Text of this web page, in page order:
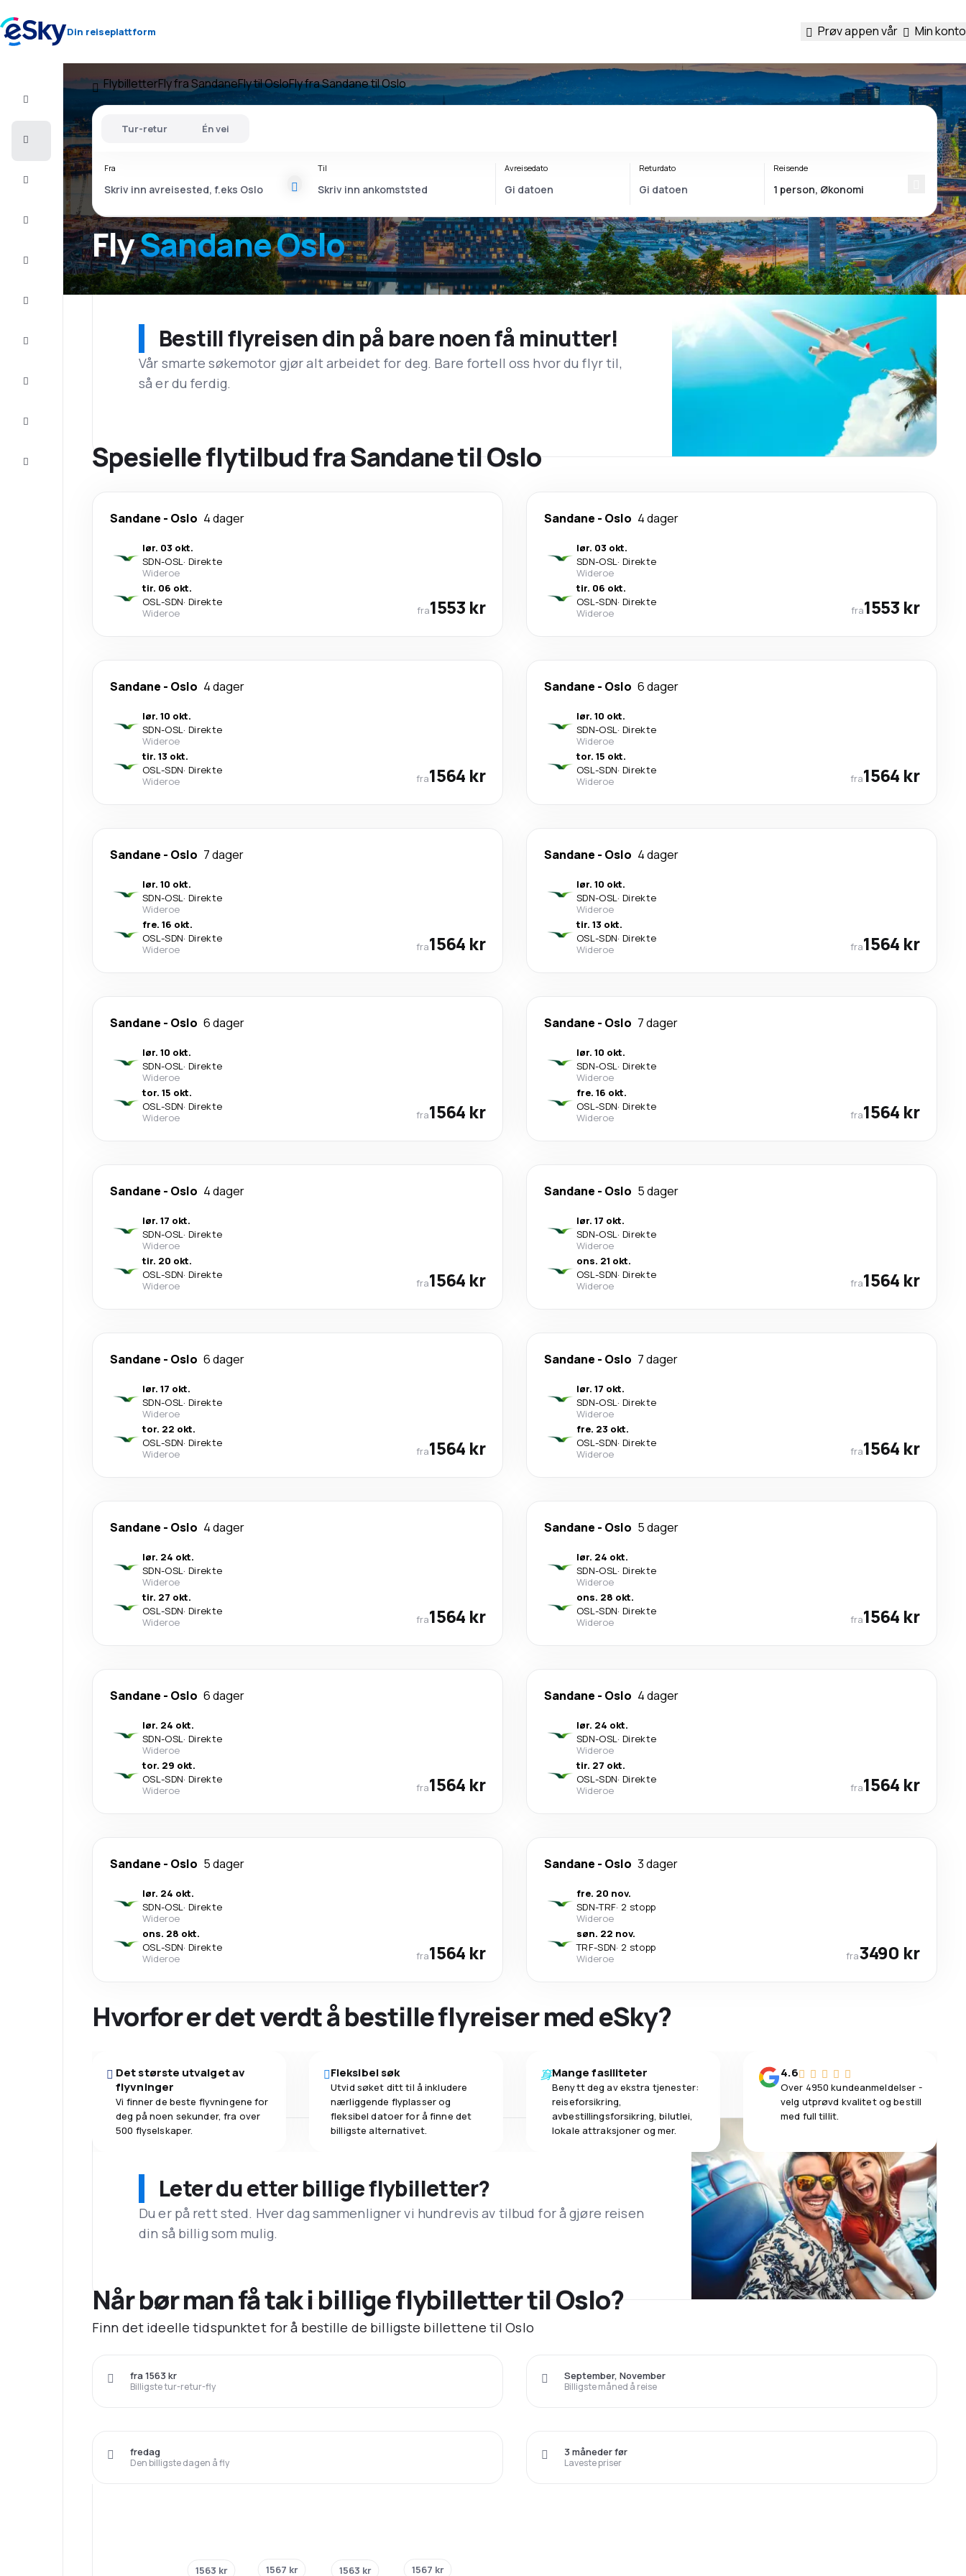
Din reiseplattform Prøv appen vår Min konto
Flybilletter
Sommerferie
Storbyferie
FlybilletterFly fra SandaneFly til OsloFly fra Sandane til Oslo
FlySandane Oslo
Tur-retur Én vei
Fra Til Avreisedato Returdato Reisende
Bestill flyreisen din på bare noen få minutter!
Vår smarte søkemotor gjør alt arbeidet for deg. Bare fortell oss hvor du flyr til,
så er du ferdig.
Spesielle flytilbud fra Sandane til Oslo
Sandane - Oslo 4 dager
lør. 03 okt.
SDN-OSL· Direkte
Wideroe
tir. 06 okt.
OSL-SDN· Direkte
Wideroe
fra1553 kr
Sandane - Oslo 4 dager
lør. 03 okt.
SDN-OSL· Direkte
Wideroe
tir. 06 okt.
OSL-SDN· Direkte
Wideroe
fra1553 kr
Sandane - Oslo 4 dager
lør. 10 okt.
SDN-OSL· Direkte
Wideroe
tir. 13 okt.
OSL-SDN· Direkte
Wideroe
fra1564 kr
Sandane - Oslo 6 dager
lør. 10 okt.
SDN-OSL· Direkte
Wideroe
tor. 15 okt.
OSL-SDN· Direkte
Wideroe
fra1564 kr
Sandane - Oslo 7 dager
lør. 10 okt.
SDN-OSL· Direkte
Wideroe
fre. 16 okt.
OSL-SDN· Direkte
Wideroe
fra1564 kr
Sandane - Oslo 4 dager
lør. 10 okt.
SDN-OSL· Direkte
Wideroe
tir. 13 okt.
OSL-SDN· Direkte
Wideroe
fra1564 kr
Sandane - Oslo 6 dager
lør. 10 okt.
SDN-OSL· Direkte
Wideroe
tor. 15 okt.
OSL-SDN· Direkte
Wideroe
fra1564 kr
Sandane - Oslo 7 dager
lør. 10 okt.
SDN-OSL· Direkte
Wideroe
fre. 16 okt.
OSL-SDN· Direkte
Wideroe
fra1564 kr
Sandane - Oslo 4 dager
lør. 17 okt.
SDN-OSL· Direkte
Wideroe
tir. 20 okt.
OSL-SDN· Direkte
Wideroe
fra1564 kr
Sandane - Oslo 5 dager
lør. 17 okt.
SDN-OSL· Direkte
Wideroe
ons. 21 okt.
OSL-SDN· Direkte
Wideroe
fra1564 kr
Sandane - Oslo 6 dager
lør. 17 okt.
SDN-OSL· Direkte
Wideroe
tor. 22 okt.
OSL-SDN· Direkte
Wideroe
fra1564 kr
Sandane - Oslo 7 dager
lør. 17 okt.
SDN-OSL· Direkte
Wideroe
fre. 23 okt.
OSL-SDN· Direkte
Wideroe
fra1564 kr
Sandane - Oslo 4 dager
lør. 24 okt.
SDN-OSL· Direkte
Wideroe
tir. 27 okt.
OSL-SDN· Direkte
Wideroe
fra1564 kr
Sandane - Oslo 5 dager
lør. 24 okt.
SDN-OSL· Direkte
Wideroe
ons. 28 okt.
OSL-SDN· Direkte
Wideroe
fra1564 kr
Sandane - Oslo 6 dager
lør. 24 okt.
SDN-OSL· Direkte
Wideroe
tor. 29 okt.
OSL-SDN· Direkte
Wideroe
fra1564 kr
Sandane - Oslo 4 dager
lør. 24 okt.
SDN-OSL· Direkte
Wideroe
tir. 27 okt.
OSL-SDN· Direkte
Wideroe
fra1564 kr
Sandane - Oslo 5 dager
lør. 24 okt.
SDN-OSL· Direkte
Wideroe
ons. 28 okt.
OSL-SDN· Direkte
Wideroe
fra1564 kr
Sandane - Oslo 3 dager
fre. 20 nov.
SDN-TRF· 2 stopp
Wideroe
søn. 22 nov.
TRF-SDN· 2 stopp
Wideroe
fra3490 kr
Hvorfor er det verdt å bestille flyreiser med eSky?
Det største utvalget av
flyvninger
Vi finner de beste flyvningene for
deg på noen sekunder, fra over
500 flyselskaper.
Fleksibel søk
Utvid søket ditt til å inkludere
nærliggende flyplasser og
fleksibel datoer for å finne det
billigste alternativet.
Mange fasiliteter
Benytt deg av ekstra tjenester:
reiseforsikring,
avbestillingsforsikring, bilutlei,
lokale attraksjoner og mer.
4.6
Over 4950 kundeanmeldelser -
velg utprøvd kvalitet og bestill
med full tillit.
Leter du etter billige flybilletter?
Du er på rett sted. Hver dag sammenligner vi hundrevis av tilbud for å gjøre reisen
din så billig som mulig.
Når bør man få tak i billige flybilletter til Oslo?
Finn det ideelle tidspunktet for å bestille de billigste billettene til Oslo
Billigste tur-retur-fly
fra 1563 kr
Billigste måned å reise
September, November
Den billigste dagen å fly
fredag
Laveste priser
3 måneder før
1563 kr 1567 kr 1563 kr 1567 kr